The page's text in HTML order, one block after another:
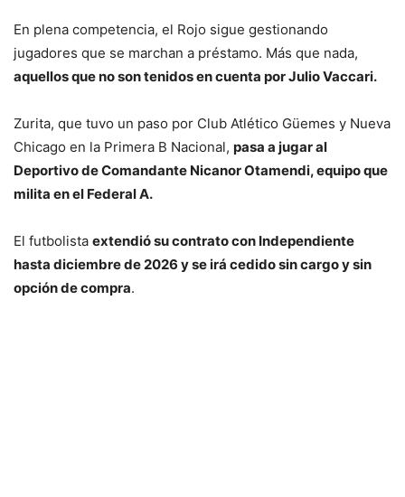
En plena competencia, el Rojo sigue gestionando
jugadores que se marchan a préstamo. Más que nada,
aquellos que no son tenidos en cuenta por Julio Vaccari.
Zurita, que tuvo un paso por Club Atlético Güemes y Nueva
Chicago en la Primera B Nacional, pasa a jugar al
Deportivo de Comandante Nicanor Otamendi, equipo que
milita en el Federal A.
El futbolista extendió su contrato con Independiente
hasta diciembre de 2026 y se irá cedido sin cargo y sin
opción de compra.